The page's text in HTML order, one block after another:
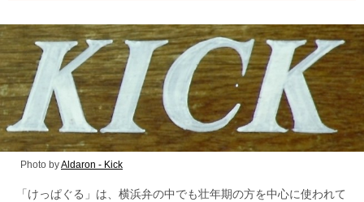
Photo byAldaron - Kick
「けっぱぐる」は、横浜弁の中でも壮年期の方を中心に使われて